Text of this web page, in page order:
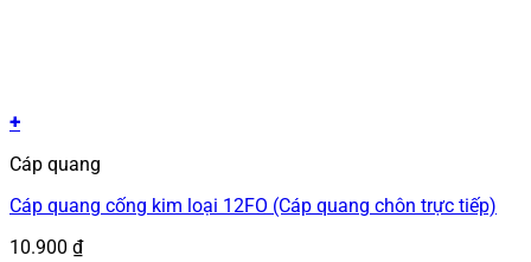
+
Cáp quang
Cáp quang cống kim loại 12FO (Cáp quang chôn trực tiếp)
10.900 ₫